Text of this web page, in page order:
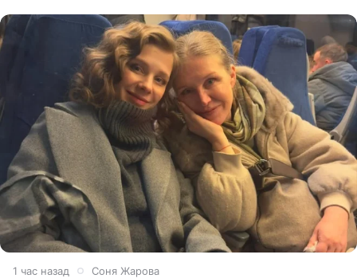
1 час назад Соня Жарова